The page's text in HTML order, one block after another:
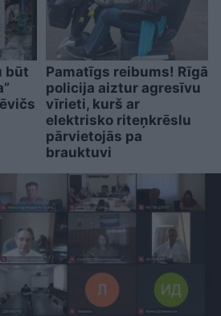
būt
Pamatīgs reibums! Rīgā
policija aiztur agresīvu
vīrieti, kurš ar
elektrisko riteņkrēslu
pārvietojās pa
brauktuvi